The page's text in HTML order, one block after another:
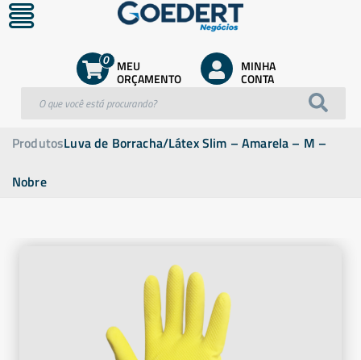
MEU
ORÇAMENTO
0 MINHA
CONTA
ProdutosLuva de Borracha/Látex Slim – Amarela – M –
Nobre